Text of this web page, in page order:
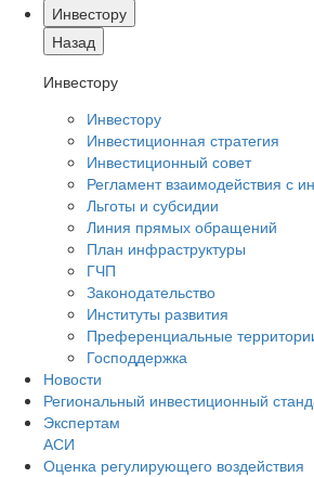
Инвестору
Назад
Инвестору
Инвестору
Инвестиционная стратегия
Инвестиционный совет
Регламент взаимодействия с
Льготы и субсидии
Линия прямых обращений
План инфраструктуры
ГЧП
Законодательство
Институты развития
Преференциальные
Господдержка
Новости
Региональный инвестиционный
Экспертам
АСИ
Оценка регулирующего воздействия